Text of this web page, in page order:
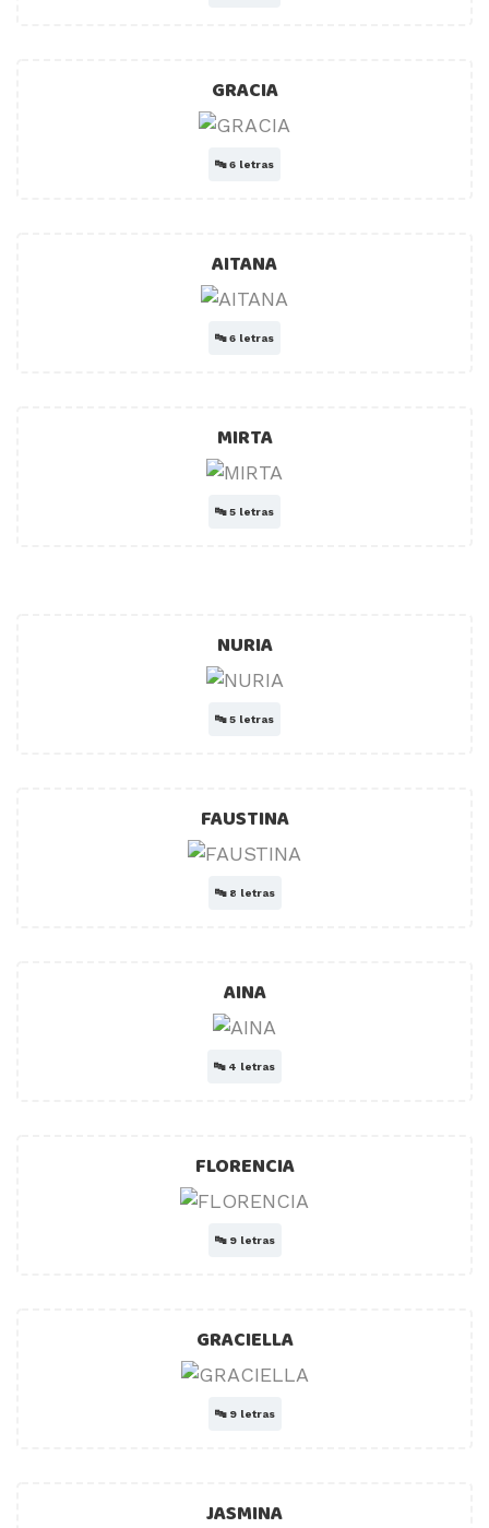
GRACIA
🔤6 letras
AITANA
🔤6 letras
MIRTA
🔤5 letras
NURIA
🔤5 letras
FAUSTINA
🔤 8 letras
AINA
🔤 4 letras
FLORENCIA
🔤 9 letras
GRACIELLA
🔤 9 letras
JASMINA